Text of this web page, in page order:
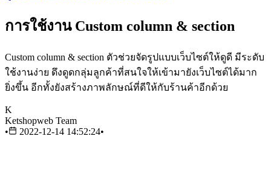
การใช้งาน Custom column & section
Custom column & section ตัวช่วยจัดรูปแบบเว็บไซต์ให้ดูดี มีระดับ
ใช้งานง่าย ดึงดูดกลุ่มลูกค้าที่สนใจให้เข้ามายังเว็บไซต์ได้มาก
ยิ่งขึ้น อีกทั้งยังสร้างภาพลักษณ์ที่ดีให้กับร้านค้าอีกด้วย
K
Ketshopweb Team
•
2022-12-14 14:52:24•